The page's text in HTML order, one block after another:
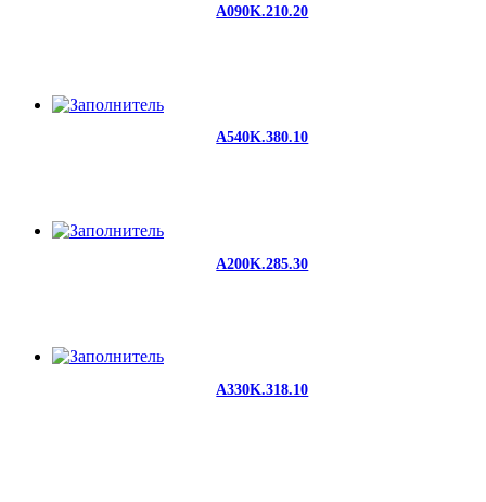
A090K.210.20
A540K.380.10
A200K.285.30
A330K.318.10